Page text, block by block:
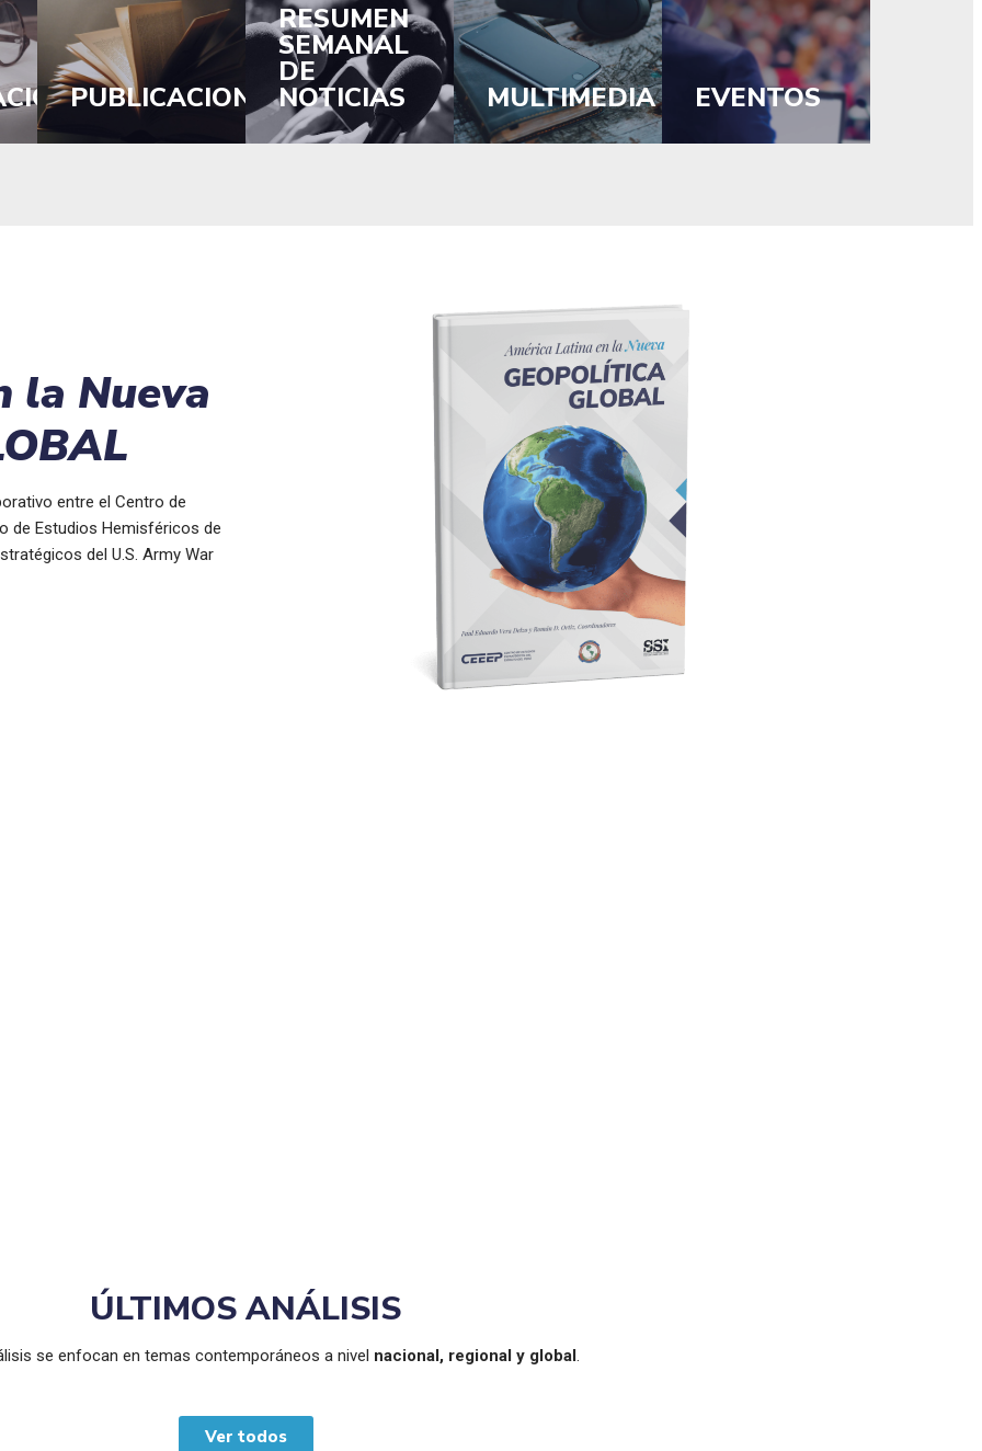
PUBLICACIONES
RESUMEN
SEMANAL
DE
NOTICIAS MULTIMEDIA EVENTOS
la Nueva
entre el Centro de
de Estudios Hemisféricos de
del U.S. Army War
ÚLTIMOS ANÁLISIS
se enfocan en temas contemporáneos a nivel nacional, regional y global.
Ver todos